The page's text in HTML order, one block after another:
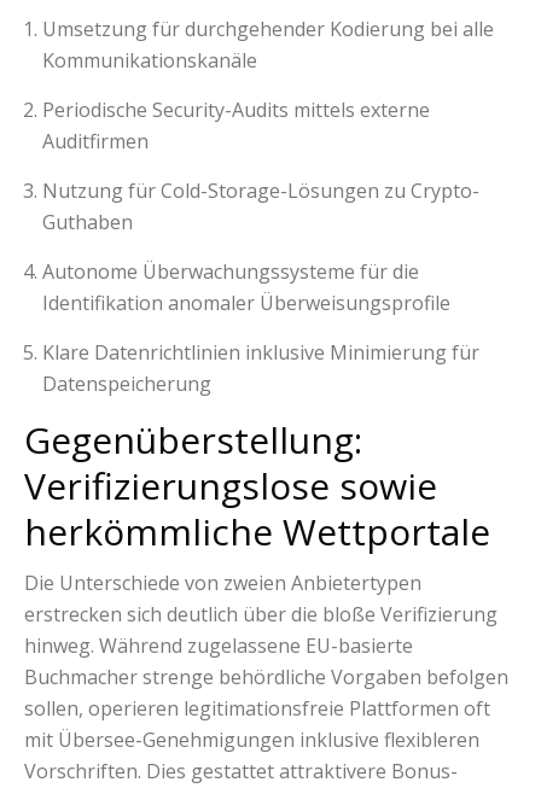
Umsetzung für durchgehender Kodierung bei alle
Kommunikationskanäle
Periodische Security-Audits mittels externe
Auditfirmen
Nutzung für Cold-Storage-Lösungen zu Crypto-
Guthaben
Autonome Überwachungssysteme für die
Identifikation anomaler Überweisungsprofile
Klare Datenrichtlinien inklusive Minimierung für
Datenspeicherung
Gegenüberstellung:
Verifizierungslose sowie
herkömmliche Wettportale
Die Unterschiede von zweien Anbietertypen
erstrecken sich deutlich über die bloße Verifizierung
hinweg. Während zugelassene EU-basierte
Buchmacher strenge behördliche Vorgaben befolgen
sollen, operieren legitimationsfreie Plattformen oft
mit Übersee-Genehmigungen inklusive flexibleren
Vorschriften. Dies gestattet attraktivere Bonus-